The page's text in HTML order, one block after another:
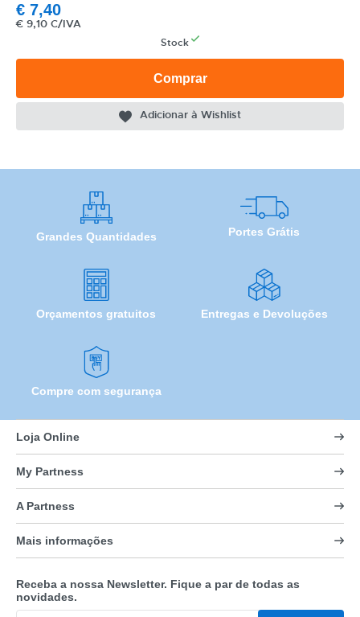
€ 7,40
€ 9,10 C/IVA
Stock
Comprar
Adicionar à Wishlist
Grandes Quantidades Portes Grátis
Orçamentos gratuitos Entregas e Devoluções
Compre com segurança
Loja Online
My Partness
A Partness
Mais informações
Receba a nossa Newsletter. Fique a par de todas as
novidades.